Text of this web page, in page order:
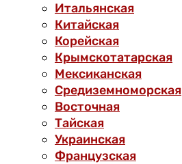
Итальянская
Китайская
Корейская
Крымскотатарская
Мексиканская
Средиземноморская
Восточная
Тайская
Украинская
Французская